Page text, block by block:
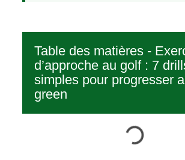
Table des matières -
d’approche au golf : 7
simples pour progresser
green